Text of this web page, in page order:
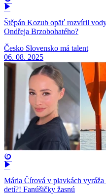
Štěpán Kozub opäť rozvíril
Ondřeja Brzobohatého?
Česko Slovensko má talent
06. 08. 2025
Mária Čírová v plavkách
detí?! Fanúšičky žasnú